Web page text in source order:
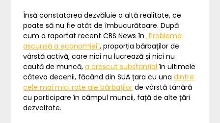
Însă constatarea dezvăluie o altă realitate, ce
poate să nu fie atât de îmbucurătoare. După
cum a raportat recent CBS News în„Problema
ascunsă a economiei”, proporția bărbaților de
vârstă activă, care nici nu lucrează și nici nu
caută de muncă,a crescut substanțial în ultimele
câteva decenii, făcând din SUA țara cu unadintre
cele mai mici rate ale bărbaților de vârstă tânără
cu participare în câmpul muncii, față de alte țări
dezvoltate.